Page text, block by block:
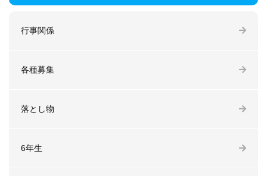
行事関係
各種募集
落とし物
6年生